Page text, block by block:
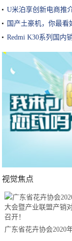
U米泊享创新电商推
国产土豪机，你最看
Redmi K30系列国内
视觉焦点
广东省花卉协会2020